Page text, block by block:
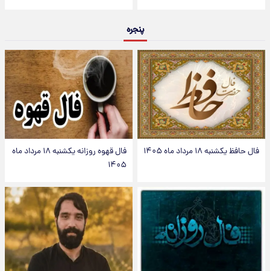
پنجره
فال حافظ یکشنبه ۱۸ مرداد ماه ۱۴۰۵
فال قهوه روزانه یکشنبه ۱۸ مرداد ماه
۱۴۰۵